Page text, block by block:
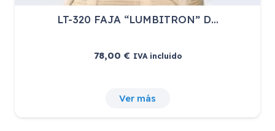
LT-320 FAJA “LUMBITRON” D…
78,00€ IVA incluido
Ver más